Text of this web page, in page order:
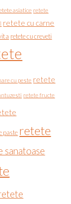
asiatice retete
retete cu carne
retete cu creveti
cu peste retete
retete fructe
paste retete
sanatoase